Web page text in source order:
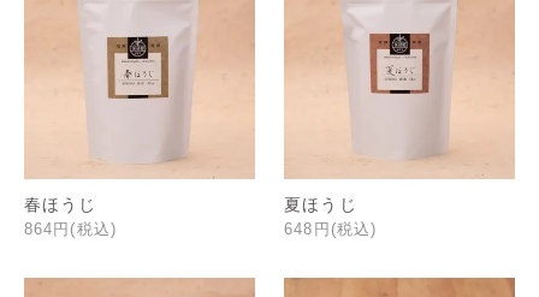
春ほうじ
864円(税込)
夏ほうじ
648円(税込)